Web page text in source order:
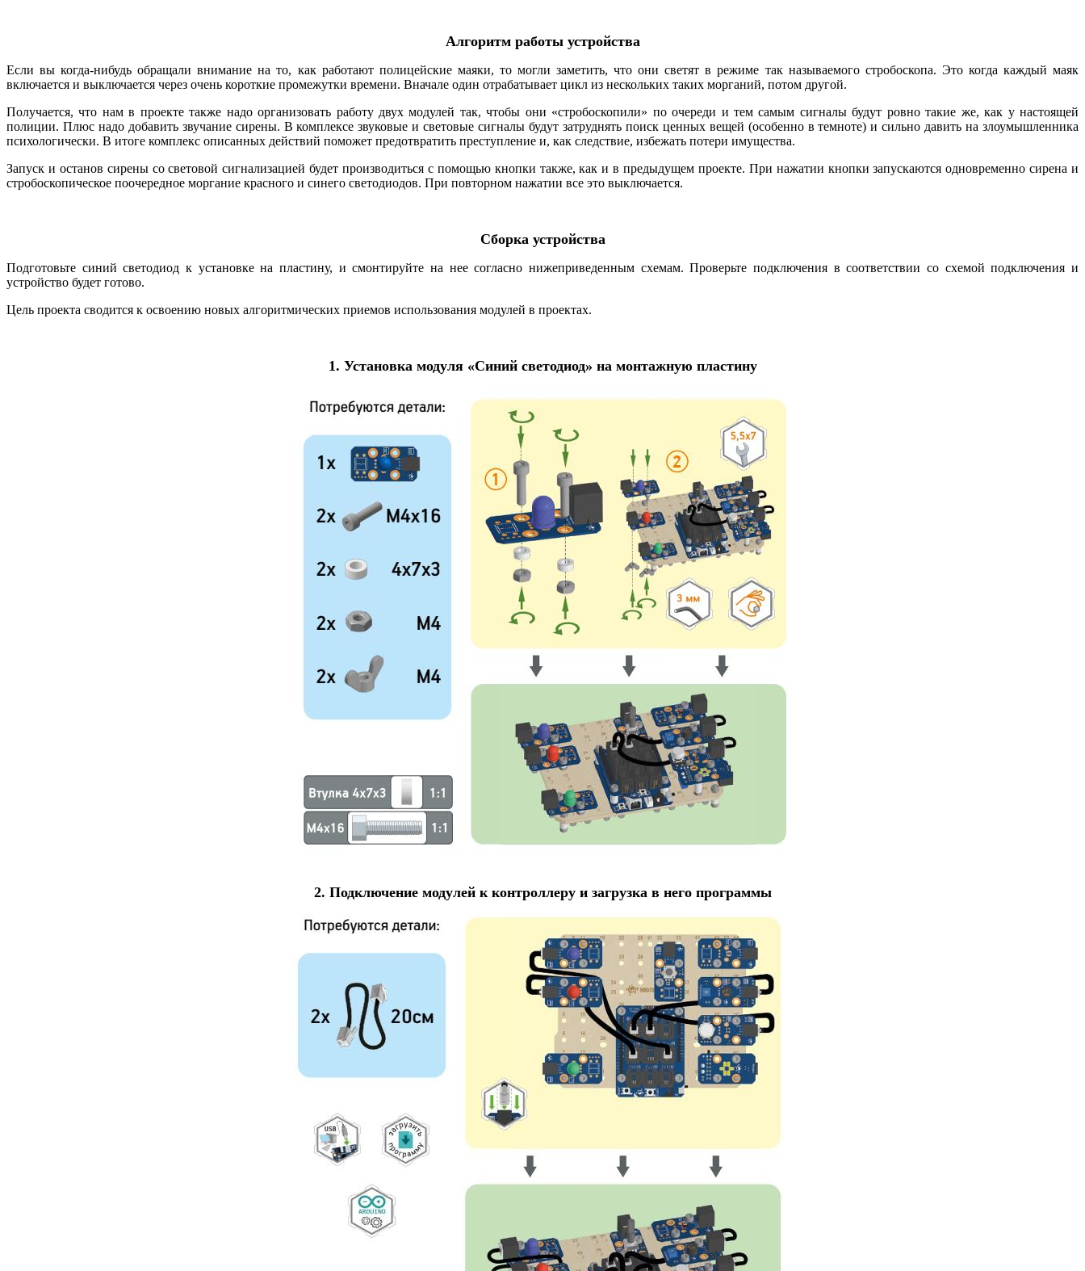
Алгоритм работы устройства
Если вы когда-нибудь обращали внимание на то, как работают полицейские маяки, то могли заметить, что они светят в режиме так называемого стробоскопа. Это когда каждый маяк
включается и выключается через очень короткие промежутки времени. Вначале один отрабатывает цикл из нескольких таких морганий, потом другой.
Получается, что нам в проекте также надо организовать работу двух модулей так, чтобы они «стробоскопили» по очереди и тем самым сигналы будут ровно такие же, как у настоящей
полиции. Плюс надо добавить звучание сирены. В комплексе звуковые и световые сигналы будут затруднять поиск ценных вещей (особенно в темноте) и сильно давить на злоумышленника
психологически. В итоге комплекс описанных действий поможет предотвратить преступление и, как следствие, избежать потери имущества.
Запуск и останов сирены со световой сигнализацией будет производиться с помощью кнопки также, как и в предыдущем проекте. При нажатии кнопки запускаются одновременно сирена и
стробоскопическое поочередное моргание красного и синего светодиодов. При повторном нажатии все это выключается.
Сборка устройства
Подготовьте синий светодиод к установке на пластину, и смонтируйте на нее согласно нижеприведенным схемам. Проверьте подключения в соответствии со схемой подключения и
устройство будет готово.
Цель проекта сводится к освоению новых алгоритмических приемов использования модулей в проектах.
1. Установка модуля «Синий светодиод» на монтажную пластину
2. Подключение модулей к контроллеру и загрузка в него программы